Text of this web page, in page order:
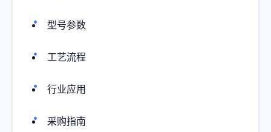
型号参数
工艺流程
行业应用
采购指南